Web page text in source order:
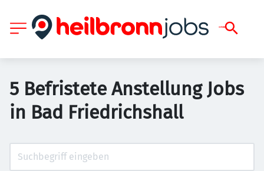
5 Befristete Anstellung Jobs
in Bad Friedrichshall